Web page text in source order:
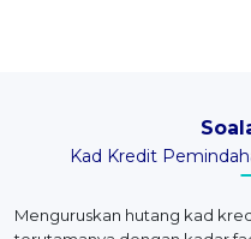
Kad Kredit
Menguruskan hutang kad